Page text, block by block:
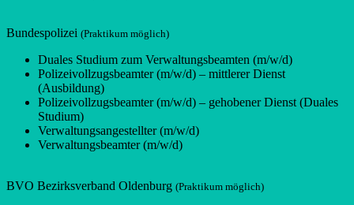
Bundespolizei (Praktikum möglich)
Duales Studium zum Verwaltungsbeamten (m/w/d)
Polizeivollzugsbeamter (m/w/d) – mittlerer Dienst
(Ausbildung)
Polizeivollzugsbeamter (m/w/d) – gehobener Dienst (Duales
Studium)
Verwaltungsangestellter (m/w/d)
Verwaltungsbeamter (m/w/d)
BVO Bezirksverband Oldenburg (Praktikum möglich)